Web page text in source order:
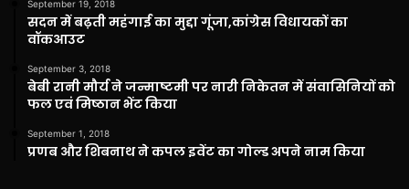
September 19, 2018
सदन में बढ़ती महंगाई का मुद्दा गूंजा,कांग्रेस विधायकों का
वॉकआउट
September 3, 2018
बेबी रानी मौर्य ने जन्माष्टमी पर नारी निकेतन में संवासिनियों को
फल एवं मिष्ठान भेंट किया
September 1, 2018
प्रणब और शिबनाथ ने कपल इवेंट का गोल्ड अपने नाम किया